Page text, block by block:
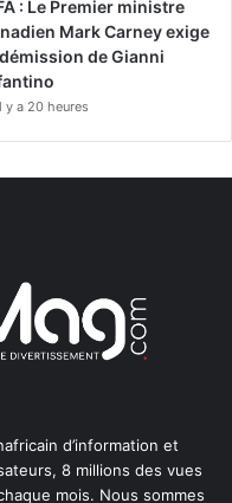
: Le Premier ministre
Mark Carney exige
de Gianni
y a 20 heures
d’information et
8 millions des vues
mois. Nous sommes